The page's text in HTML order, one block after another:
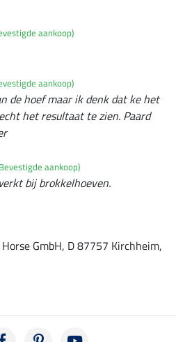
aankoop)
aankoop)
de hoef maar ik denk dat ke het
het resultaat te zien. Paard
aankoop)
bij brokkelhoeven.
GmbH, D 87757 Kirchheim,